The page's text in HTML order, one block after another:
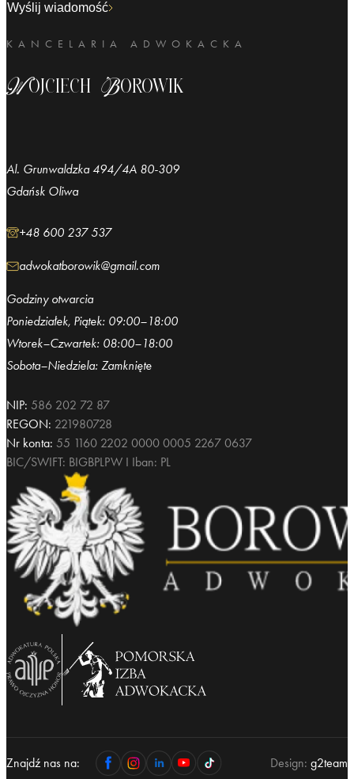
NIP: 586 202 72 87
REGON: 221980728
Nr konta: 55 1160 2202 0000 0005 2267 0637
BIC/SWIFT: BIGBPLPW I Iban: PL
KANCELARIA ADWOKACKA
Wojciech Borowik
Al. Grunwaldzka 494/4A 80-309
Gdańsk Oliwa
+48 600 237 537
adwokatborowik@gmail.com
Godziny otwarcia
Poniedziałek, Piątek: 09:00–18:00
Wtorek–Czwartek: 08:00–18:00
Sobota–Niedziela: Zamknięte
Wyślij wiadomość
Znajdź nas na: Design: g2team